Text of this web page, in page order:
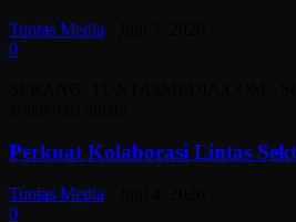
Tuntas Media
0
Perkuat Kolaborasi Lintas
Tuntas Media
0